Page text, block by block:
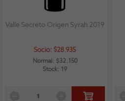
Valle Secreto Origen Syrah 2019
Socio: $28.935
Normal: $32.150
Stock: 19